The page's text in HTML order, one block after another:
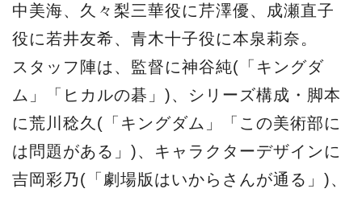
中美海、久々梨三華役に芹澤優、成瀬直子
役に若井友希、青木十子役に本泉莉奈。
スタッフ陣は、監督に神谷純(「キングダ
ム」「ヒカルの碁」)、シリーズ構成・脚本
に荒川稔久(「キングダム」「この美術部に
は問題がある」)、キャラクターデザインに
吉岡彩乃(「劇場版はいからさんが通る」)、